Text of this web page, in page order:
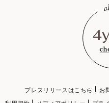
プレスリリースはこちら お